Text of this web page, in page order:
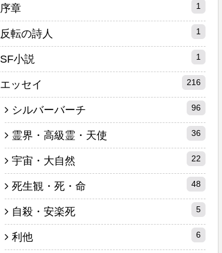
序章 1
反転の詩人 1
SF小説 1
エッセイ 216
シルバーバーチ 96
霊界・高級霊・天使 36
宇宙・大自然 22
死生観・死・命 48
自殺・安楽死 5
利他 6